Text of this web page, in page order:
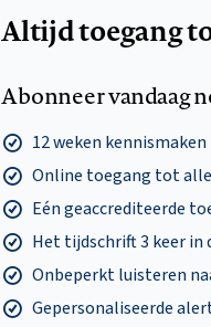
Altijd toegang
Abonneer vandaag
12 weken
Online toegang tot
Eén geaccrediteerde
Het tijdschrift 3 keer in
Onbeperkt luisteren
Gepersonaliseerde